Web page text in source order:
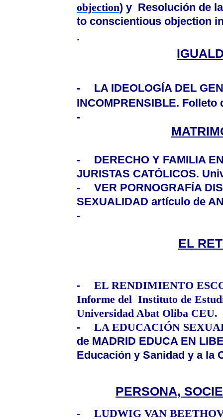
objection) y Resolución de
to conscientious objection
.
-
LA IDEOLOGÍA DEL
INCOMPRENSIBLE.
-
-
DERECHO Y FAMILIA
JURISTAS CATÓLICOS.
-
VER PORNOGRAFÍA
SEXUALIDAD artículo de
-
EL
-
EL RENDIMIENTO
Informe del Instituto de
Universidad Abat Oliba CEU.
-
LA EDUCACIÓN
de MADRID EDUCA EN
Educación y Sanidad y a la
PERSONA,
-
LUDWIG VAN